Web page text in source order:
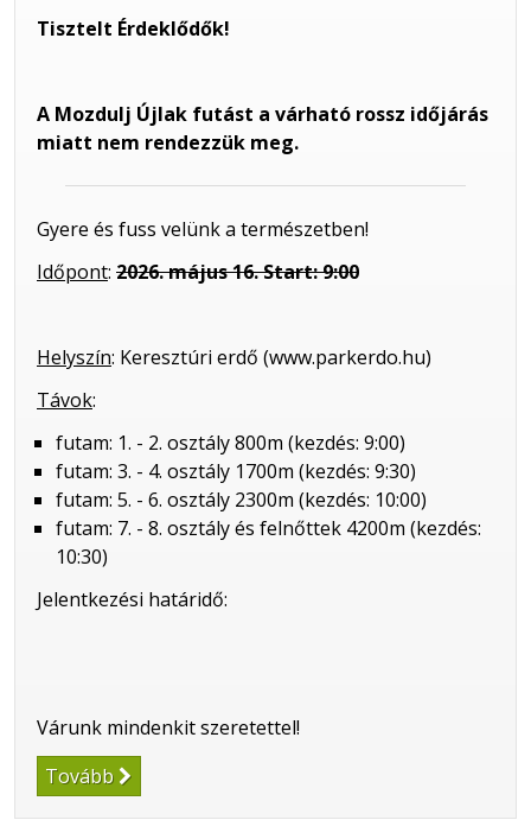
Tisztelt Érdeklődők!
A Mozdulj Újlak futást a várható rossz időjárás
miatt nem rendezzük meg.
Gyere és fuss velünk a természetben!
Időpont: 2026. május 16. Start: 9:00
Helyszín: Keresztúri erdő (www.parkerdo.hu)
Távok:
futam: 1. - 2. osztály 800m (kezdés: 9:00)
futam: 3. - 4. osztály 1700m (kezdés: 9:30)
futam: 5. - 6. osztály 2300m (kezdés: 10:00)
futam: 7. - 8. osztály és felnőttek 4200m (kezdés:
10:30)
Jelentkezési határidő:
Várunk mindenkit szeretettel!
Tovább